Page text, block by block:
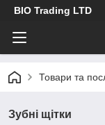
BIO Trading LTD
Товари та
Зубні щітки